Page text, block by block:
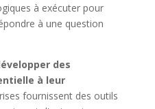
à exécuter pour
à une question
des
à leur
fournissent des outils